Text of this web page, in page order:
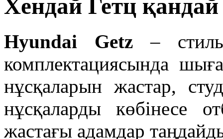
Хендай Гетц
Hyundai Getz –
комплектациясында
нұсқаларын жастар,
нұсқаларды көбінесе
жастағы адамдар